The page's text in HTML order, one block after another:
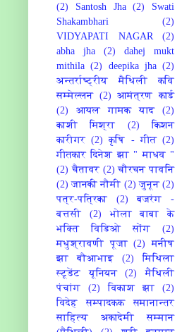
(2)
Santosh Jha (2)
Swati
Shakambhari
(2)
VIDYAPATI NAGAR
(2)
abha jha
(2)
dahej mukt
mithila (2) deepika jha (2)
अन्तर्राष्ट्रीय मैथिली कवि
सम्मेल्लन (2)
आमंत्रण कार्ड
(2)
आयल गामक याद
(2)
काशी मिश्रा
(2)
किशन
कारीगर (2) कृषि - गीत (2)
गीतकार दिनेश झा " माधव "
(2) चैतावर (2) चौरचन पावनि
(2) जानकी नौमी (2) जुनून (2)
पत्र-पत्रिका
(2)
बजरंग -
बत्तसी
(2)
भोला बाबा के
भक्ति विडिओ सोंग
(2)
मधुश्रावणी पूजा (2)
मनीष
झा बौआभाइ
(2)
मिथिला
स्टूडेंट यूनियन
(2)
मैथिली
पंचांग
(2) विकाश झा
(2)
विदेह सम्पादकक समानान्तर
साहित्य अकादेमी सम्मान